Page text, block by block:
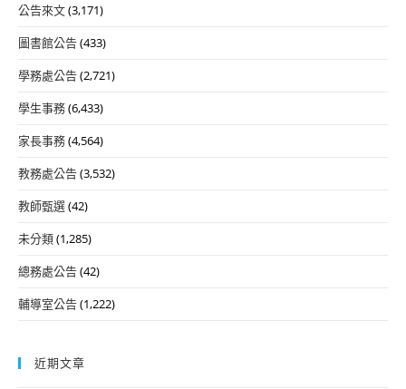
公告來文(3,171)
圖書館公告(433)
學務處公告(2,721)
學生事務(6,433)
家長事務(4,564)
教務處公告(3,532)
教師甄選(42)
未分類(1,285)
總務處公告(42)
輔導室公告(1,222)
近期文章